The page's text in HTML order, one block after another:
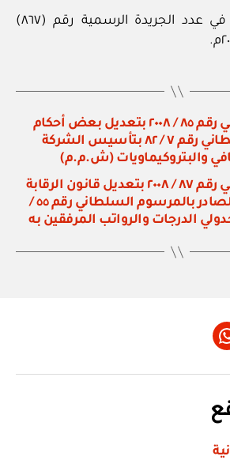
نشر هذا المرسوم في عدد الجريدة الرسمية رقم (٨٦٧)
مرسوم سلطاني رقم ٨٥ / ٢٠٠٨ بتعديل بعض أحكام
المرسوم السلطاني رقم ٧ / ٨٢ بتأسيس الشركة
والبتروكيماويات (ش.م.م)
مرسوم سلطاني رقم ٨٧ / ٢٠٠٨ بتعديل قانون الرقابة
المالية للدولة الصادر بالمرسوم السلطاني رقم ٥٥ /
Whatsapp